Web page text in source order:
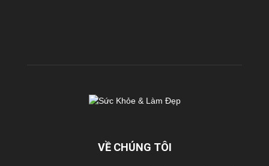
VỀ CHÚNG TÔI